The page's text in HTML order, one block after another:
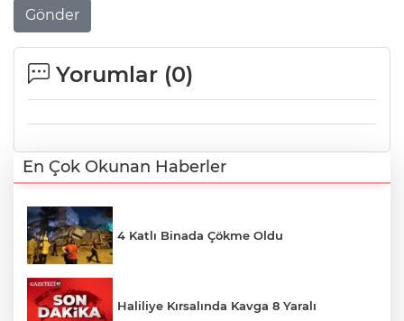
Gönder
Yorumlar (0)
En Çok Okunan Haberler
4 Katlı Binada Çökme Oldu
Haliliye Kırsalında Kavga 8 Yaralı